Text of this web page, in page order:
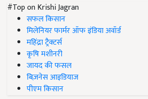
#Top on Krishi Jagran
सफल किसान
मिलेनियर फार्मर ऑफ इंडिया अवॉर्ड
महिंद्रा ट्रैक्टर्स
कृषि मशीनरी
जायद की फसल
बिज़नेस आइडियाज
पीएम किसान